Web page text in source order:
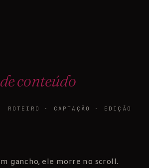
de conteúdo
ROTEIRO · CAPTAÇÃO · EDIÇÃO
gancho, ele morre no scroll.